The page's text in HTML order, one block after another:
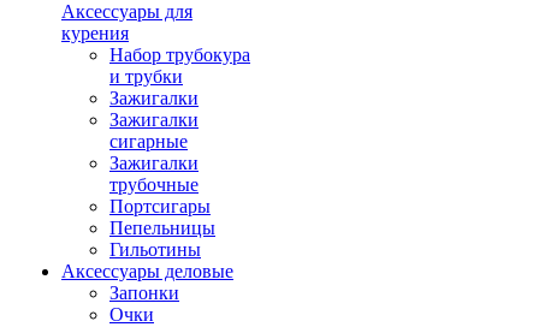
Аксессуары для
курения
Набор трубокура
и трубки
Зажигалки
Зажигалки
сигарные
Зажигалки
трубочные
Портсигары
Пепельницы
Гильотины
Аксессуары деловые
Запонки
Очки